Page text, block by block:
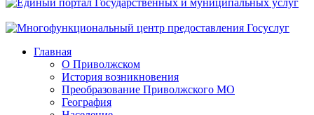
Главная
О Приволжском
История возникновения
Преобразование Приволжского МО
География